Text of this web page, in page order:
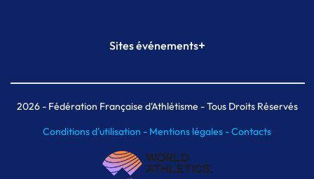
Plateforme Formation
Sites événements+
Meeting de Paris indoor
MAIF Ekiden de Paris
2026- Fédération Française d'Athlétisme - Tous Droits Réservés
Conditions d'utilisation - Mentions légales -Contacts